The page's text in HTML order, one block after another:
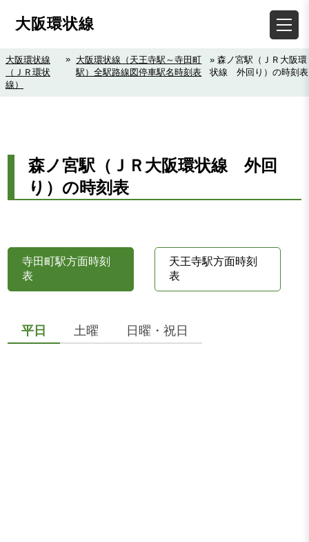
大阪環状線
大阪環状線
（ＪＲ環状
線）
» 大阪環状線（天王寺駅～寺田町
駅）全駅路線図停車駅名時刻表
» 森ノ宮駅（ＪＲ大阪環
状線 外回り）の時刻表
森ノ宮駅（ＪＲ大阪環状線 外回
り）の時刻表
寺田町駅方面時刻
表
天王寺駅方面時刻
表
平日 土曜 日曜・祝日